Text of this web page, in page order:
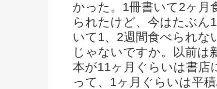
かった。1冊書いて2ヶ月
られたけど、今はたぶん
いて1、2週間食べられな
じゃないですか。以前は
本が11ヶ月ぐらいは書店
って、1ヶ月ぐらいは平